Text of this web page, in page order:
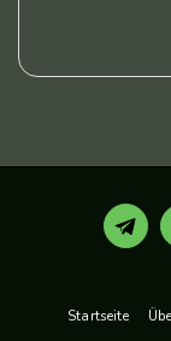
Startseite